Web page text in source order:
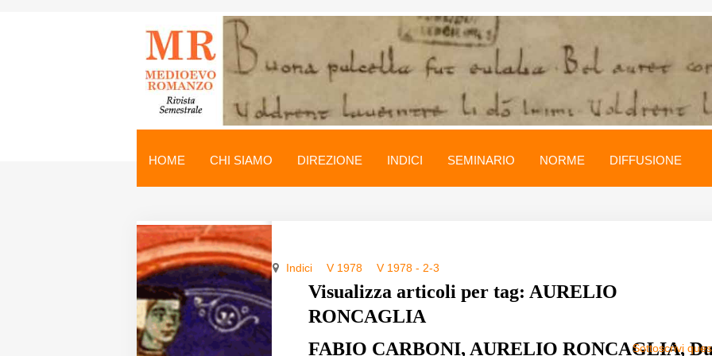
Medioevo Romanzo
HOME CHI SIAMO DIREZIONE INDICI SEMINARIO NORME DIFFUSIONE
Indici V 1978 V 1978 - 2-3
Visualizza articoli per tag: AURELIO
RONCAGLIA
Sottoscrivi
FABIO CARBONI, AURELIO RONCAGLIA,